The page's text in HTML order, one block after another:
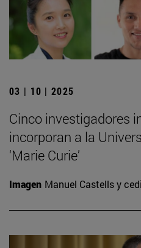
03 | 10 | 2025
Cinco investigadores
incorporan a la
‘Marie Curie’
Imagen Manuel Castells y